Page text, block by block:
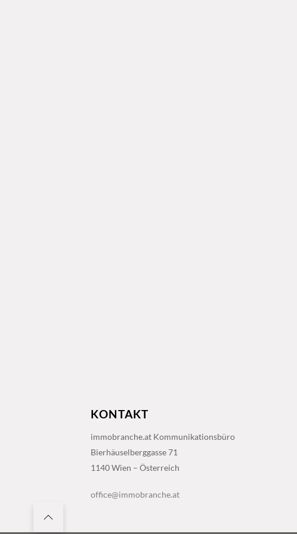
KONTAKT
immobranche.at Kommunikationsbüro
Bierhäuselberggasse 71
1140 Wien – Österreich
office@immobranche.at